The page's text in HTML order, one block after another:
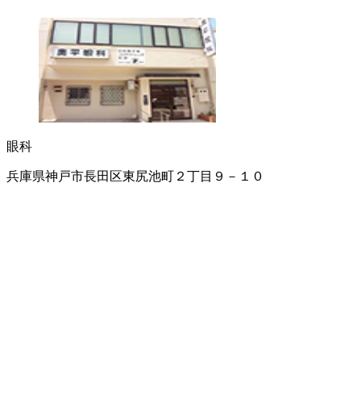
眼科
兵庫県神戸市長田区東尻池町２丁目９－１０